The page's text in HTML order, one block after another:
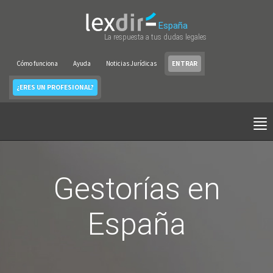
España
La respuesta a tus dudas legales
Cómo funciona Ayuda Noticias Jurídicas ENTRAR
¿ERES UN PROFESIONAL?
Gestorías en
España